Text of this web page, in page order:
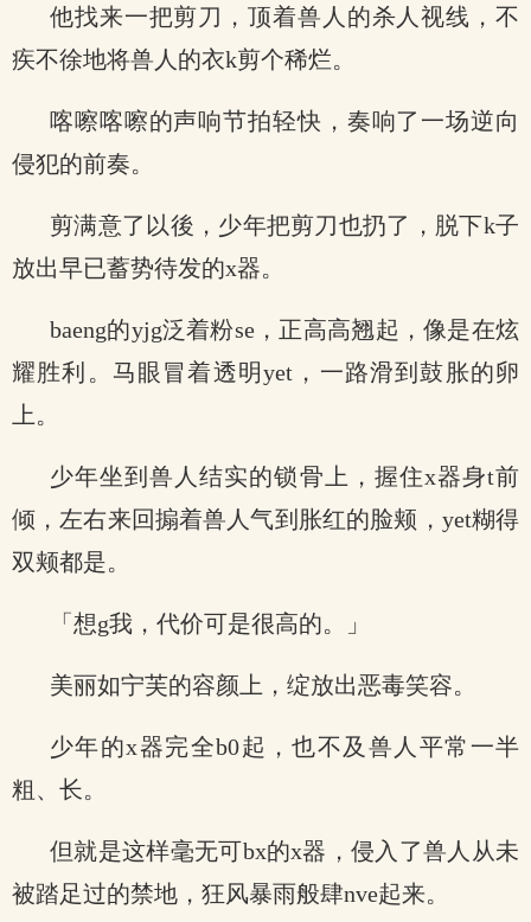
他找来一把剪刀，顶着兽人的杀人视线，不
疾不徐地将兽人的衣k剪个稀烂。
喀嚓喀嚓的声响节拍轻快，奏响了一场逆向
侵犯的前奏。
剪满意了以後，少年把剪刀也扔了，脱下k子
放出早已蓄势待发的x器。
baeng的yjg泛着粉se，正高高翘起，像是在炫
耀胜利。马眼冒着透明yet，一路滑到鼓胀的卵
上。
少年坐到兽人结实的锁骨上，握住x器身t前
倾，左右来回搧着兽人气到胀红的脸颊，yet糊得
双颊都是。
「想g我，代价可是很高的。」
美丽如宁芙的容颜上，绽放出恶毒笑容。
少年的x器完全b0起，也不及兽人平常一半
粗、长。
但就是这样毫无可bx的x器，侵入了兽人从未
被踏足过的禁地，狂风暴雨般肆nve起来。